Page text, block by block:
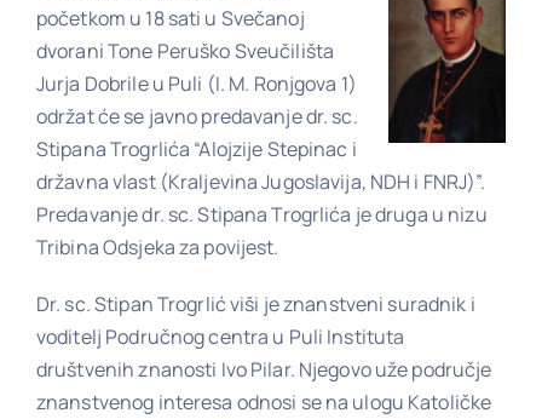
Poveznice
Kontakt
početkom u 18 sati u Svečanoj
dvorani Tone Peruško Sveučilišta
Jurja Dobrile u Puli (I. M. Ronjgova 1)
održat će se javno predavanje dr. sc.
Stipana Trogrlića “Alojzije Stepinac i
državna vlast (Kraljevina Jugoslavija, NDH i FNRJ)”.
Predavanje dr. sc. Stipana Trogrlića je druga u nizu
Tribina Odsjeka za povijest.
Dr. sc. Stipan Trogrlić viši je znanstveni suradnik i
voditelj Područnog centra u Puli Instituta
društvenih znanosti Ivo Pilar. Njegovo uže područje
znanstvenog interesa odnosi se na ulogu Katoličke